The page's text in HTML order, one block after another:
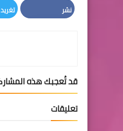
نشر تغريد
قد تُعجبك هذه
تعليقات